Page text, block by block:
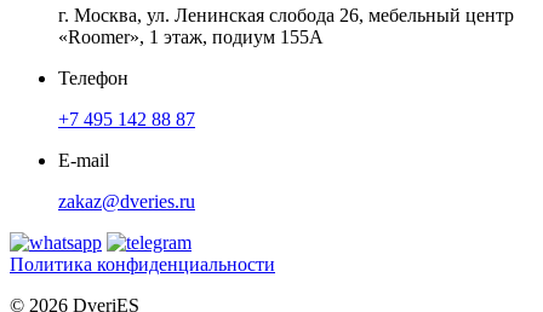
г. Москва, ул. Ленинская слобода 26, мебельный центр
«Roomer», 1 этаж, подиум 155А
Телефон
+7 495 142 88 87
E-mail
zakaz@dveries.ru
Политика конфиденциальности
© 2026 DveriES